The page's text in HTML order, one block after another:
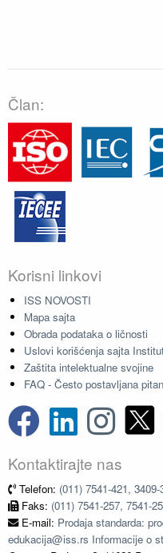
Član:
Korisni linkovi
ISS NOVOSTI
Mapa sajta
Obrada podataka o ličnosti
Uslovi korišćenja sajta
Zaštita intelektualne svojine
FAQ - Često postavljana
Kontaktirajte nas
Telefon: (011) 7541-421,
Faks: (011) 7541-257, 7541-
E-mail: Prodaja standarda:
edukacija@iss.rs Informacije o